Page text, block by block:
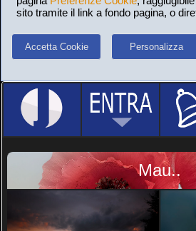
sito tramite il link a fondo pagina, o
Accetta Cookie Personalizza
Mau..